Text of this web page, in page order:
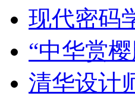
现代密码
“中华赏
清华设计